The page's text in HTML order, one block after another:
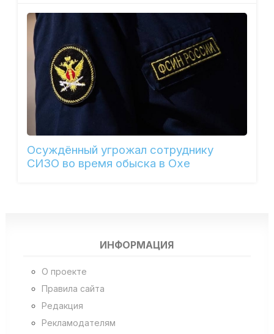
Осуждённый угрожал сотруднику
СИЗО во время обыска в Охе
ИНФОРМАЦИЯ
О проекте
Правила сайта
Редакция
Рекламодателям